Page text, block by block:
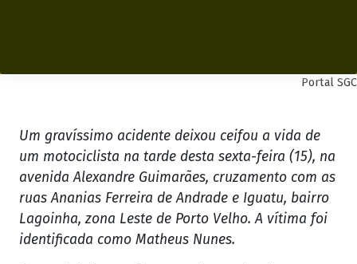
Portal SGC
Um gravíssimo acidente deixou ceifou a vida de
um motociclista na tarde desta sexta-feira (15), na
avenida Alexandre Guimarães, cruzamento com as
ruas Ananias Ferreira de Andrade e Iguatu, bairro
Lagoinha, zona Leste de Porto Velho. A vítima foi
identificada como Matheus Nunes.